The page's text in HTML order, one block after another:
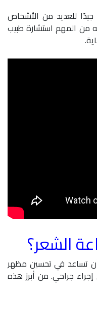
جيدًا للعديد من الأشخاص
من المهم استشارة طبيب
الشعر؟
أن تساعد في تحسين مظهر
إجراء جراحي. من أبرز هذه